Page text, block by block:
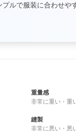
ルで服装に合わせや
重量感
非常に重い ・ 重
縫製
非常に悪い ・ 悪